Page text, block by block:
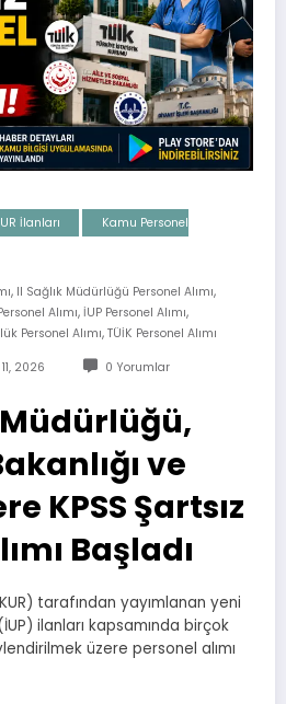
İlanları
Kamu Personel
, Il Sağlık Müdürlüğü Personel Alımı,
Alımı, İUP Personel Alımı,
Personel Alımı, TÜİK Personel Alımı
2026 0 Yorumlar
Müdürlüğü,
ve
KPSS Şartsız
Başladı
tarafından yayımlanan yeni
ilanları kapsamında birçok
üzere personel alımı